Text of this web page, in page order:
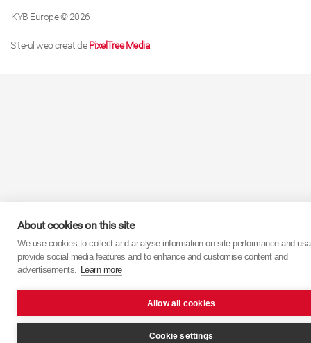
KYB Europe © 2026
Site-ul web creat dePixelTree Media
About cookies on this site
We use cookies to collect and analyse information on site performance and
provide social media features and to enhance and customise content and
advertisements. Learn more
Allow all cookies
Cookie settings